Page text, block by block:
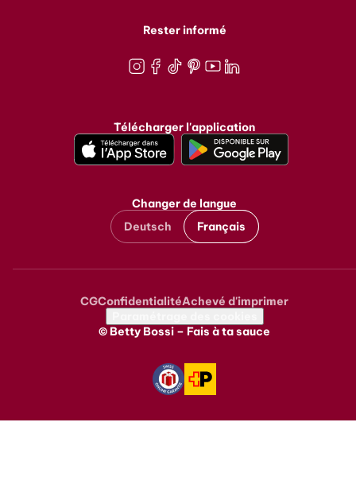
Rester informé
Télécharger l'application
Changer de langue
Deutsch
Français
Metanavigation
CGConfidentialitéAchevé d'imprimer
© Betty Bossi – Fais à ta sauce